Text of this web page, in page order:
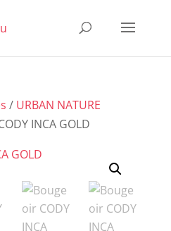
/ URBAN NATURE
INCA GOLD